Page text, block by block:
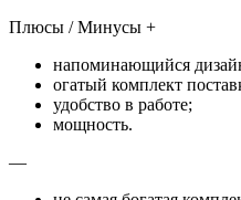
Плюсы / Минусы +
напоминающийся
огатый комплект
удобство в работе;
мощность.
—